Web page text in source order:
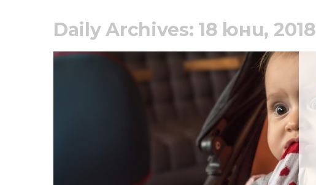
Daily Archives: 18 юни, 2018